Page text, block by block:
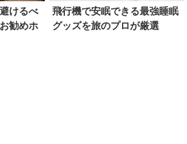
けるべ
勧めホ
飛行機で安眠できる最強睡眠
グッズを旅のプロが厳選